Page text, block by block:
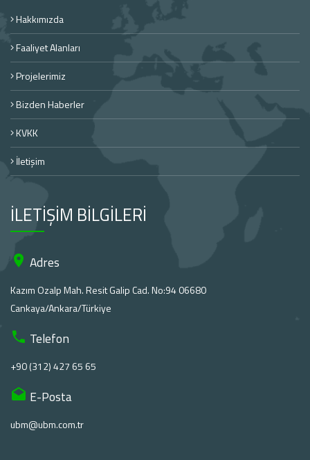
Hakkımızda
Faaliyet Alanları
Projelerimiz
Bizden Haberler
KVKK
İletişim
İLETİŞİM BİLGİLERİ
Adres
Kazım Ozalp Mah. Resit Galip Cad. No:94 06680
Cankaya/Ankara/Türkiye
Telefon
+90 (312) 427 65 65
E-Posta
ubm@ubm.com.tr